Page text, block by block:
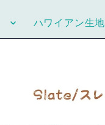
ハワイアン生地